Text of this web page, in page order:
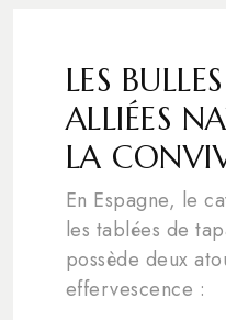
LES
ALLIÉES
LA
En Espagne, le
les tablées de
possède deux
effervescence :